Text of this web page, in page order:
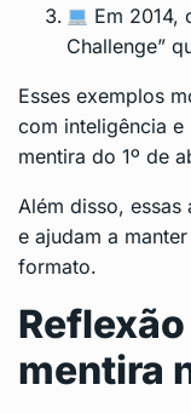
Em 2014,
Challenge”
Esses exemplos
com inteligência e
mentira do 1º de
Além disso,
e ajudam a
formato.
mentira